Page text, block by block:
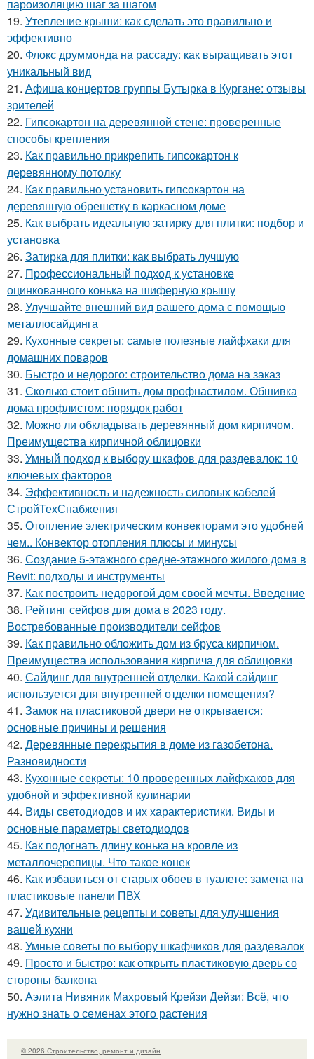
пароизоляцию шаг за шагом
19. Утепление крыши: как сделать это правильно и
эффективно
20. Флокс друммонда на рассаду: как выращивать этот
уникальный вид
21. Афиша концертов группы Бутырка в Кургане: отзывы
зрителей
22. Гипсокартон на деревянной стене: проверенные
способы крепления
23. Как правильно прикрепить гипсокартон к
деревянному потолку
24. Как правильно установить гипсокартон на
деревянную обрешетку в каркасном доме
25. Как выбрать идеальную затирку для плитки: подбор и
установка
26. Затирка для плитки: как выбрать лучшую
27. Профессиональный подход к установке
оцинкованного конька на шиферную крышу
28. Улучшайте внешний вид вашего дома с помощью
металлосайдинга
29. Кухонные секреты: самые полезные лайфхаки для
домашних поваров
30. Быстро и недорого: строительство дома на заказ
31. Сколько стоит обшить дом профнастилом. Обшивка
дома профлистом: порядок работ
32. Можно ли обкладывать деревянный дом кирпичом.
Преимущества кирпичной облицовки
33. Умный подход к выбору шкафов для раздевалок: 10
ключевых факторов
34. Эффективность и надежность силовых кабелей
СтройТехСнабжения
35. Отопление электрическим конвекторами это удобней
чем.. Конвектор отопления плюсы и минусы
36. Создание 5-этажного средне-этажного жилого дома в
Revit: подходы и инструменты
37. Как построить недорогой дом своей мечты. Введение
38. Рейтинг сейфов для дома в 2023 году.
Востребованные производители сейфов
39. Как правильно обложить дом из бруса кирпичом.
Преимущества использования кирпича для облицовки
40. Сайдинг для внутренней отделки. Какой сайдинг
используется для внутренней отделки помещения?
41. Замок на пластиковой двери не открывается:
основные причины и решения
42. Деревянные перекрытия в доме из газобетона.
Разновидности
43. Кухонные секреты: 10 проверенных лайфхаков для
удобной и эффективной кулинарии
44. Виды светодиодов и их характеристики. Виды и
основные параметры светодиодов
45. Как подогнать длину конька на кровле из
металлочерепицы. Что такое конек
46. Как избавиться от старых обоев в туалете: замена на
пластиковые панели ПВХ
47. Удивительные рецепты и советы для улучшения
вашей кухни
48. Умные советы по выбору шкафчиков для раздевалок
49. Просто и быстро: как открыть пластиковую дверь со
стороны балкона
50. Аэлита Нивяник Махровый Крейзи Дейзи: Всё, что
нужно знать о семенах этого растения
© 2026 Строительство, ремонт и дизайн